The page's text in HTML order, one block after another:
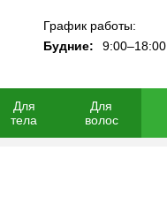
График работы:
Будние:
9:00–18:00
Для
тела
Для
волос